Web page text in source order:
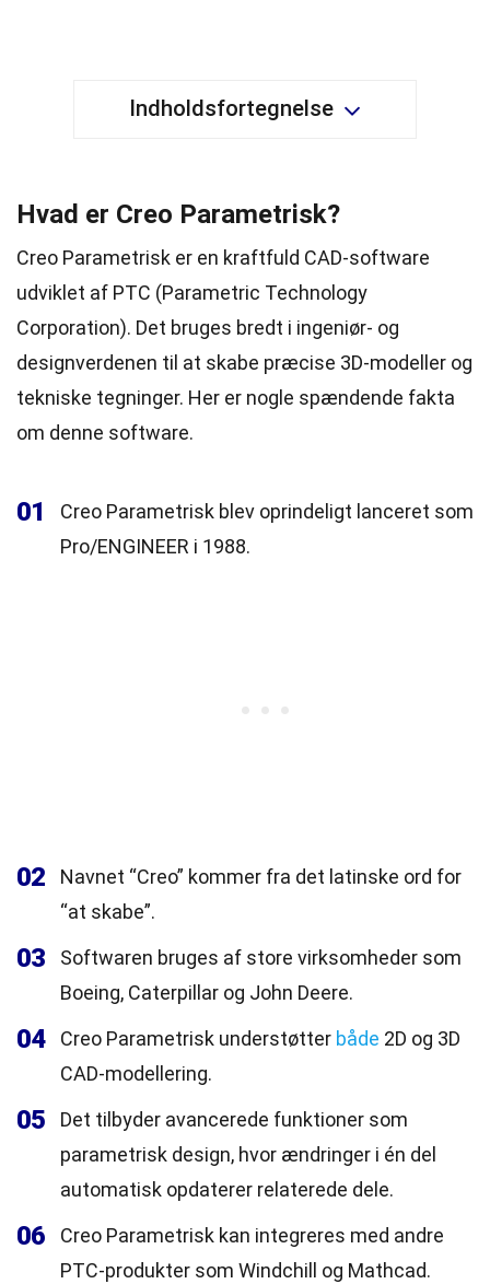
Indholdsfortegnelse
Hvad er Creo Parametrisk?
Creo Parametrisk er en kraftfuld CAD-software
udviklet af PTC (Parametric Technology
Corporation). Det bruges bredt i ingeniør- og
designverdenen til at skabe præcise 3D-modeller og
tekniske tegninger. Her er nogle spændende fakta
om denne software.
01
Creo Parametrisk blev oprindeligt lanceret som
Pro/ENGINEER i 1988.
02
Navnet “Creo” kommer fra det latinske ord for
“at skabe”.
03
Softwaren bruges af store virksomheder som
Boeing, Caterpillar og John Deere.
04 Creo Parametrisk understøtter både 2D og 3D
CAD-modellering.
05
Det tilbyder avancerede funktioner som
parametrisk design, hvor ændringer i én del
automatisk opdaterer relaterede dele.
06
Creo Parametrisk kan integreres med andre
PTC-produkter som Windchill og Mathcad.